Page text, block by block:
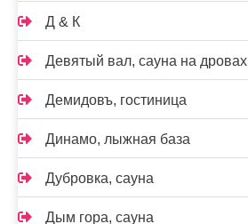
Д & К
Девятый вал, сауна на дровах
Демидовъ, гостиница
Динамо, лыжная база
Дубровка, сауна
Дым гора, сауна